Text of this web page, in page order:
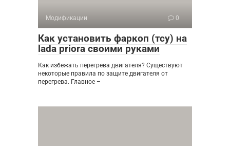
Модификации 0
Как установить фаркоп (тсу) на
lada priora своими руками
Как избежать перегрева двигателя? Существуют
некоторые правила по защите двигателя от
перегрева. Главное –